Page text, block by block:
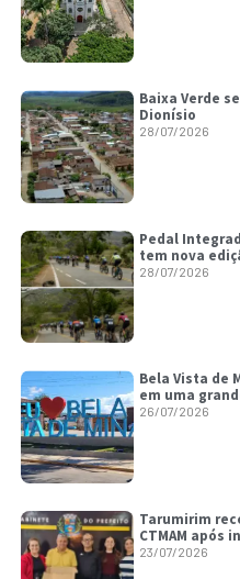
Baixa Verde
Dionísio
28/07/2026
Pedal
tem nova
28/07/2026
Bela Vista de
em uma
26/07/2026
Tarumirim
CTMAM após
23/07/2026